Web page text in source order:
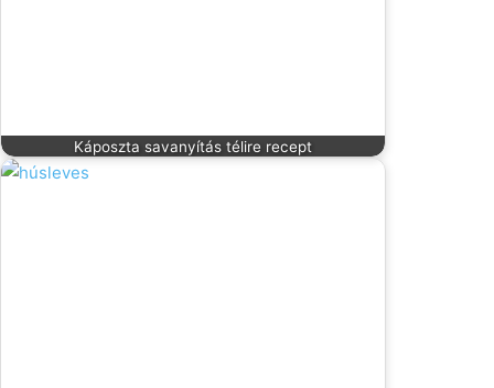
Káposzta savanyítás télire recept